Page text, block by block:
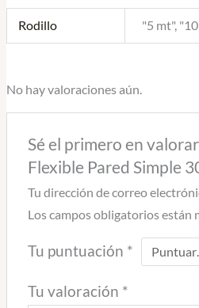
Rodillo "5 mt",
No hay valoraciones aún.
Sé el primero en
Flexible Pared Simple
Tu dirección de correo
Los campos obligatorios están
Tu puntuación *
Tu valoración *